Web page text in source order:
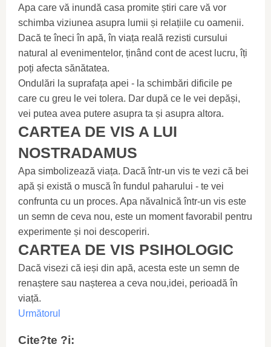
Apa care vă inundă casa promite știri care vă vor
schimba viziunea asupra lumii și relațiile cu oamenii.
Dacă te îneci în apă, în viața reală rezisti cursului
natural al evenimentelor, ținând cont de acest lucru, îți
poți afecta sănătatea.
Ondulări la suprafața apei - la schimbări dificile pe
care cu greu le vei tolera. Dar după ce le vei depăși,
vei putea avea putere asupra ta și asupra altora.
CARTEA DE VIS A LUI
NOSTRADAMUS
Apa simbolizează viața. Dacă într-un vis te vezi că bei
apă și există o muscă în fundul paharului - te vei
confrunta cu un proces. Apa năvalnică într-un vis este
un semn de ceva nou, este un moment favorabil pentru
experimente și noi descoperiri.
CARTEA DE VIS PSIHOLOGIC
Dacă visezi că ieși din apă, acesta este un semn de
renaștere sau nașterea a ceva nou,idei, perioadă în
viață.
Următorul
Cite?te ?i: